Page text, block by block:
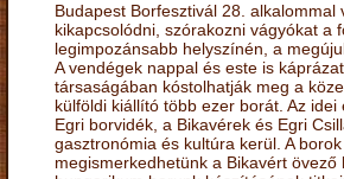
Budapest Borfesztivál 28. alkalommal
kikapcsolódni, szórakozni vágyókat a
legimpozánsabb helyszínén, a
A vendégek nappal és este is
társaságában kóstolhatják meg a
külföldi kiállító több ezer borát. Az idei
Egri borvidék, a Bikavérek és Egri
gasztronómia és kultúra kerül. A
megismerkedhetünk a Bikavért övező